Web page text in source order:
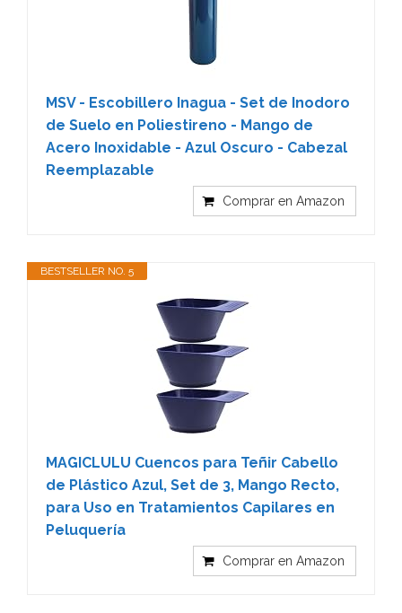
MSV - Escobillero Inagua - Set de Inodoro
de Suelo en Poliestireno - Mango de
Acero Inoxidable - Azul Oscuro - Cabezal
Reemplazable
Comprar en Amazon
BESTSELLER NO. 5
MAGICLULU Cuencos para Teñir Cabello
de Plástico Azul, Set de 3, Mango Recto,
para Uso en Tratamientos Capilares en
Peluquería
Comprar en Amazon